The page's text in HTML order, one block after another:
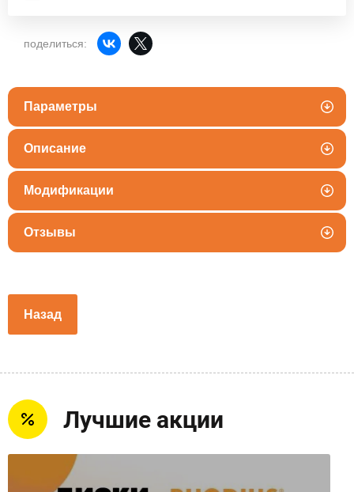
поделиться:
Параметры
Описание
Модификации
Отзывы
Назад
Лучшие акции